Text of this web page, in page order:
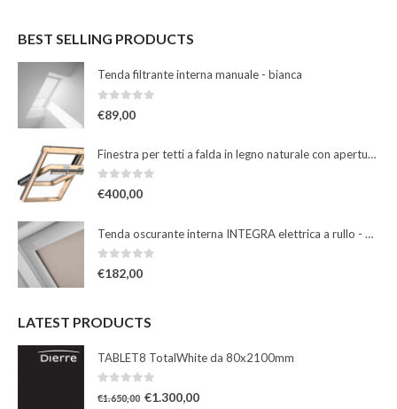
BEST SELLING PRODUCTS
Tenda filtrante interna manuale - bianca
€89,00
Finestra per tetti a falda in legno naturale con apertura a bilico manuale
0Su 5
€400,00
Tenda oscurante interna INTEGRA elettrica a rullo - beige
0Su 5
€182,00
LATEST PRODUCTS
TABLET8 TotalWhite da 80x2100mm
€1.650,00 €1.300,00